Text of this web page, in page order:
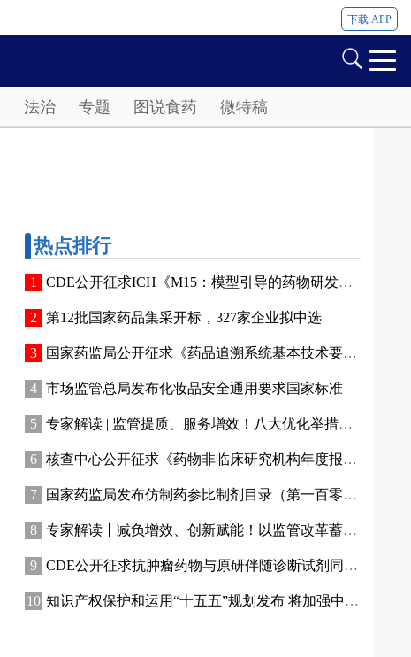
下载 APP
法治 专题 图说食药 微特稿
热点排行
CDE公开征求ICH《M15：模型引导的药物研发》指导原则实施建议和中文翻译稿意见
第12批国家药品集采开标，327家企业拟中选
国家药监局公开征求《药品追溯系统基本技术要求（修订征求意见稿）》意见
市场监管总局发布化妆品安全通用要求国家标准
专家解读 | 监管提质、服务增效！八大优化举措助力提升化妆品行业创新活力
核查中心公开征求《药物非临床研究机构年度报告指南（征求意见稿）》意见
国家药监局发布仿制药参比制剂目录（第一百零七批）
专家解读丨减负增效、创新赋能！以监管改革蓄力擦亮“渝妆”产业名片
CDE公开征求抗肿瘤药物与原研伴随诊断试剂同步开发有关事项意见
知识产权保护和运用“十五五”规划发布 将加强中医药知识产权保护